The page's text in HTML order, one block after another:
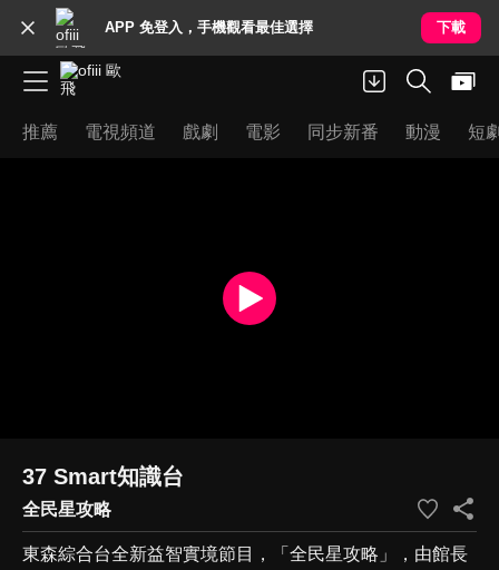
APP 免登入，手機觀看最佳選擇 下載
推薦 電視頻道 戲劇 電影 同步新番 動漫 短
37 Smart知識台
全民星攻略
東森綜合台全新益智實境節目，「全民星攻略」，由館長